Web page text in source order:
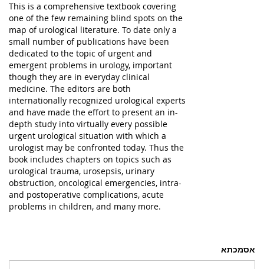
אסמכתא
This is a comprehensive textbook covering
one of the few remaining blind spots on the
map of urological literature. To date only a
small number of publications have been
dedicated to the topic of urgent and
emergent problems in urology, important
though they are in everyday clinical
medicine. The editors are both
internationally recognized urological experts
and have made the effort to present an in-
depth study into virtually every possible
urgent urological situation with which a
urologist may be confronted today. Thus the
book includes chapters on topics such as
urological trauma, urosepsis, urinary
obstruction, oncological emergencies, intra-
and postoperative complications, acute
problems in children, and many more.